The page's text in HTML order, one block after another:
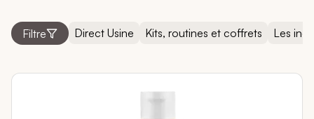
Filtre Direct Usine Kits, routines et coffrets Les